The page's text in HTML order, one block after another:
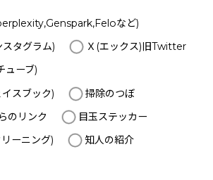
など)
タグラム)
Ｘ(エックス)旧Twitter
ューブ)
スブック)
掃除のつぼ
のリンク
目玉ステッカー
ーニング)
知人の紹介